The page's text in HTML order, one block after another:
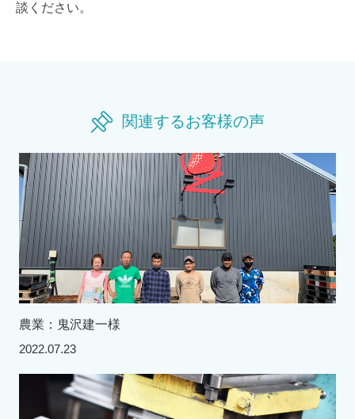
談ください。
関連するお客様の声
農業：鬼沢建一様
2022.07.23